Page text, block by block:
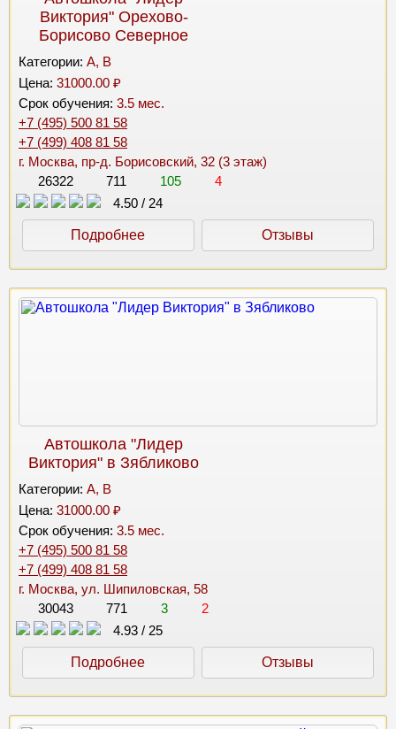
Виктория" Орехово-
Борисово Северное
Категории: A, B
Цена: 31000.00 ₽
Срок обучения: 3.5 мес.
+7 (495) 500 81 58
+7 (499) 408 81 58
г. Москва, пр-д. Борисовский, 32 (3 этаж)
26322
711 105
4
4.50 / 24
Подробнее Отзывы
Автошкола "Лидер
Виктория" в Зябликово
Категории: A, B
Цена: 31000.00 ₽
Срок обучения: 3.5 мес.
+7 (495) 500 81 58
+7 (499) 408 81 58
г. Москва, ул. Шипиловская, 58
30043
771 3
2
4.93 / 25
Подробнее Отзывы